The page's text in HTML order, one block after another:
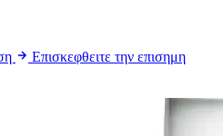
Επισκεφθειτε την επισημη